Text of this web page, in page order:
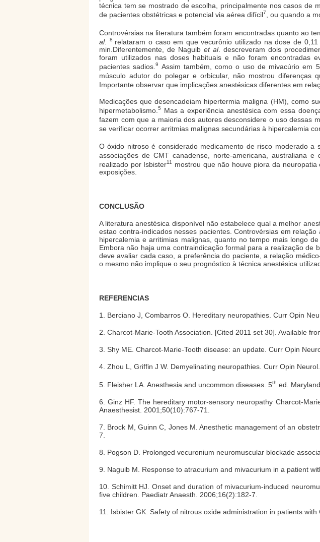
técnica tem se mostrado de escolha, principalmente nos casos de
de pacientes obstétricas e potencial via aérea difícil7 , ou quando a
Controvérsias na literatura também foram encontradas quanto ao
al. 8 relataram o caso em que vecurônio utilizado na dose de
min.Diferentemente, de Naguibet al. descreveram dois
foram utilizados nas doses habituais e não foram encontradas
pacientes sadios.9
Assim também, como o uso de mivacúrio em
músculo adutor do polegar e orbicular, não mostrou diferenças
Importante observar que implicações anestésicas diferentes em
Medicações que desencadeiam hipertermia maligna (HM), como
hipermetabolismo. 5
Mas a experiência anestésica com essa
fazem com que a maioria dos autores desconsidere o uso dessas
se verificar ocorrer arritmias malignas secundárias à hipercalemia
O óxido nitroso é considerado medicamento de risco moderado a
associações de CMT canadense, norte-americana, australiana e
realizado por Isbister11
mostrou que não houve piora da
exposições.
CONCLUSÃO
A literatura anestésica disponível não estabelece qual a melhor
estao contra-indicados nesses pacientes. Controvérsias em
hipercalemia e arritimias malignas, quanto no tempo mais longo
Embora não haja uma contraindicação formal para a realização de
deve avaliar cada caso, a preferência do paciente, a relação
o mesmo não implique o seu prognóstico à técnica anestésica
REFERENCIAS
1. Berciano J, Combarros O. Hereditary neuropathies. Curr Opin
2. Charcot-Marie-Tooth Association. [Cited 2011 set 30]. Available
3. Shy ME. Charcot-Marie-Tooth disease: an update. Curr Opin
4. Zhou L, Griffin J W. Demyelinating neuropathies. Curr Opin
5. Fleisher LA. Anesthesia and uncommon diseases. 5th ed.
6. Ginz HF. The hereditary motor-sensory neuropathy Charcot-
Anaesthesist. 2001;50(10):767-71.
7. Brock M, Guinn C, Jones M. Anesthetic management of an
7.
8. Pogson D. Prolonged vecuronium neuromuscular blockade
9. Naguib M. Response to atracurium and mivacurium in a patient
10. Schimitt HJ. Onset and duration of mivacurium-induced
five children. Paediatr Anaesth. 2006;16(2):182-7.
11. Isbister GK. Safety of nitrous oxide administration in patients